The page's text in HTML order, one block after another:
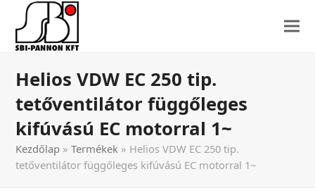
Helios VDW EC 250 tip.
tetőventilátor függőleges
kifúvású EC motorral 1~
Kezdőlap »Termékek » Helios VDW EC 250 tip.
tetőventilátor függőleges kifúvású EC motorral 1~